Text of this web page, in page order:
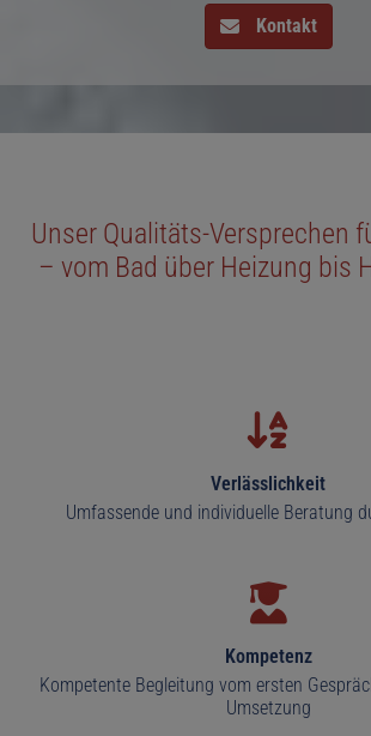
Kontakt
Unser Qualitäts-Versprechen
– vom Bad über Heizung bis
Verlässlichkeit
Umfassende und individuelle Beratung
Kompetenz
Kompetente Begleitung vom ersten
Umsetzung